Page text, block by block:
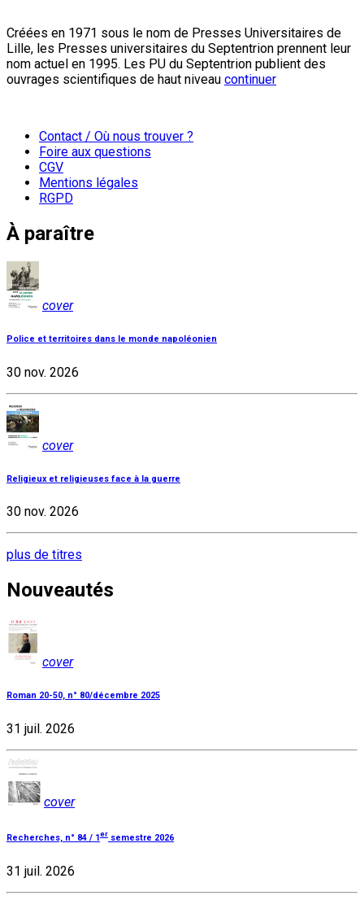
Créées en 1971 sous le nom de Presses Universitaires de
Lille, les Presses universitaires du Septentrion prennent leur
nom actuel en 1995. Les PU du Septentrion publient des
ouvrages scientifiques de haut niveau continuer
Contact / Où nous trouver ?
Foire aux questions
CGV
Mentions légales
RGPD
À paraître
cover
Police et territoires dans le monde napoléonien
30 nov. 2026
cover
Religieux et religieuses face à la guerre
30 nov. 2026
plus de titres
Nouveautés
cover
Roman 20-50, n° 80/décembre 2025
31 juil. 2026
cover
Recherches, n° 84 / 1er semestre 2026
31 juil. 2026